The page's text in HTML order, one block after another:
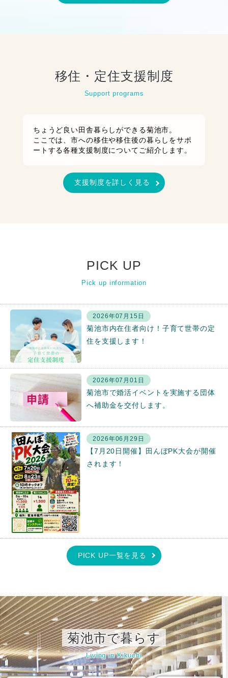
移住・定住支援制度
Support programs
ちょうど良い田舎暮らしができる菊池市。
ここでは、市への移住や移住後の暮らしをサポ
ートする各種支援制度についてご紹介します。
支援制度を詳しく見る
PICK UP
Pick up information
2026年07月15日
菊池市内在住者向け！子育て世帯の定
住を支援します！
2026年07月01日
菊池市で婚活イベントを実施する団体
へ補助金を交付します。
2026年06月29日
【7月20日開催】田んぼPK大会が開催
されます！
PICK UP一覧を見る
菊池市で暮らす
Living in Kikuchi